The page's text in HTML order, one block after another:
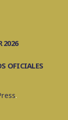
2026
OFICIALES
.